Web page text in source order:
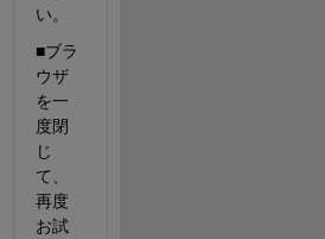
い。
■ブラ
ウザ
を一
度閉
じ
て、
再度
お試